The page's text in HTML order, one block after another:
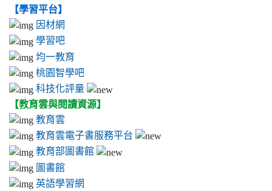
賽國中組第三名
賀 本校林志忠、葉芳君老師指導學生曾愷勳、葉紫婷、袁政宏參加
108楊梅區科展化學組榮獲第一名
賀 本校張素惠老師指導學生陳睿宇、溫健科參加108楊梅區科展數學
組榮獲第三名
賀葉紫婷同學參加「107桃園市學生資訊教育競賽」榮獲網路查資料
組決賽 第三名
賀 桃園市『2018 聽我話家鄉、浪漫鄉土情國語演講比賽』蔡旻軒同
學榮獲第三名、徐玉婷同學榮獲佳作
本校榮獲「107年全國中小學客家藝文競賽」決賽客語口說藝術第二
名、客語戲劇第三名
本校榮獲107年「全國中小學客家藝文競賽北區初賽」客語口
說藝術特優、客語戲劇特優、客語歌唱表演優等！
【學習平台】
因材網
學習吧
均一教育
桃園智學吧
科技化評量
【教育雲與閱讀資源】
教育雲
教育雲電子書服務平台
教育部圖書館
圖書館
英語學習網